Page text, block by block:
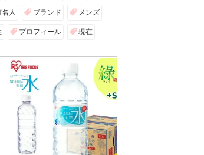
名人 ブランド メンズ
プロフィール 現在